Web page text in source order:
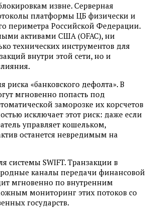
извне. Серверная
платформы ЦБ физически и
периметра Российской Федерации.
активами США (OFAC), ни
технических инструментов для
внутри этой сети, но и
«банковского дефолта». В
мгновенно попасть под
заморозке их корсчетов
исключает этот риск: даже если
управляет кошельком,
останется невредимым на
системы SWIFT. Транзакции в
каналы передачи финансовой
мгновенно по внутренним
мониторинг этих потоков со
государств.